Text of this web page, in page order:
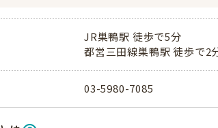
JR巣鴨駅 徒歩で5分
都営三田線巣鴨駅 徒歩で2
03-5980-7085